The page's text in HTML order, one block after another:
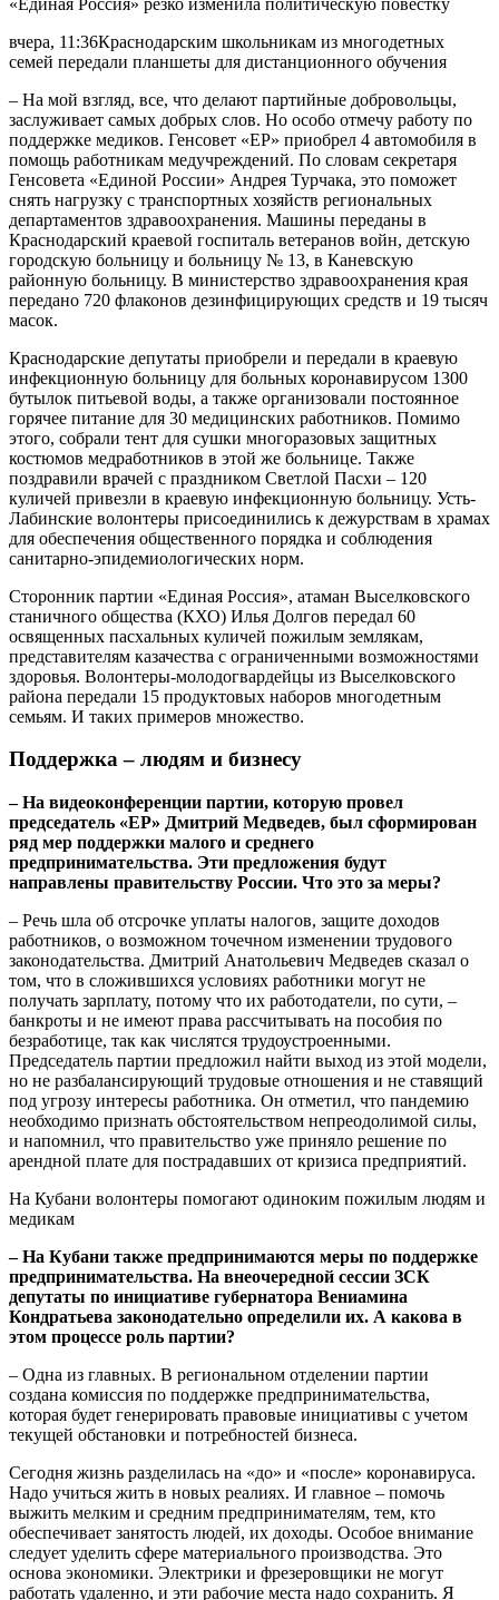
вчера, 11:36Краснодарским школьникам из многодетных
семей передали планшеты для дистанционного обучения
– На мой взгляд, все, что делают партийные добровольцы,
заслуживает самых добрых слов. Но особо отмечу работу по
поддержке медиков. Генсовет «ЕР» приобрел 4 автомобиля в
помощь работникам медучреждений. По словам секретаря
Генсовета «Единой России» Андрея Турчака, это поможет
снять нагрузку с транспортных хозяйств региональных
департаментов здравоохранения. Машины переданы в
Краснодарский краевой госпиталь ветеранов войн, детскую
городскую больницу и больницу № 13, в Каневскую
районную больницу. В министерство здравоохранения края
передано 720 флаконов дезинфицирующих средств и 19 тысяч
масок.
Краснодарские депутаты приобрели и передали в краевую
инфекционную больницу для больных коронавирусом 1300
бутылок питьевой воды, а также организовали постоянное
горячее питание для 30 медицинских работников. Помимо
этого, собрали тент для сушки многоразовых защитных
костюмов медработников в этой же больнице. Также
поздравили врачей с праздником Светлой Пасхи – 120
куличей привезли в краевую инфекционную больницу. Усть-
Лабинские волонтеры присоединились к дежурствам в храмах
для обеспечения общественного порядка и соблюдения
санитарно-эпидемиологических норм.
Сторонник партии «Единая Россия», атаман Выселковского
станичного общества (КХО) Илья Долгов передал 60
освященных пасхальных куличей пожилым землякам,
представителям казачества с ограниченными возможностями
здоровья. Волонтеры-молодогвардейцы из Выселковского
района передали 15 продуктовых наборов многодетным
семьям. И таких примеров множество.
Поддержка – людям и бизнесу
– На видеоконференции партии, которую провел
председатель «ЕР» Дмитрий Медведев, был сформирован
ряд мер поддержки малого и среднего
предпринимательства. Эти предложения будут
направлены правительству России. Что это за меры?
– Речь шла об отсрочке уплаты налогов, защите доходов
работников, о возможном точечном изменении трудового
законодательства. Дмитрий Анатольевич Медведев сказал о
том, что в сложившихся условиях работники могут не
получать зарплату, потому что их работодатели, по сути, –
банкроты и не имеют права рассчитывать на пособия по
безработице, так как числятся трудоустроенными.
Председатель партии предложил найти выход из этой модели,
но не разбалансирующий трудовые отношения и не ставящий
под угрозу интересы работника. Он отметил, что пандемию
необходимо признать обстоятельством непреодолимой силы,
и напомнил, что правительство уже приняло решение по
арендной плате для пострадавших от кризиса предприятий.
На Кубани волонтеры помогают одиноким пожилым людям и
медикам
– На Кубани также предпринимаются меры по поддержке
предпринимательства. На внеочередной сессии ЗСК
депутаты по инициативе губернатора Вениамина
Кондратьева законодательно определили их. А какова в
этом процессе роль партии?
– Одна из главных. В региональном отделении партии
создана комиссия по поддержке предпринимательства,
которая будет генерировать правовые инициативы с учетом
текущей обстановки и потребностей бизнеса.
Сегодня жизнь разделилась на «до» и «после» коронавируса.
Надо учиться жить в новых реалиях. И главное – помочь
выжить мелким и средним предпринимателям, тем, кто
обеспечивает занятость людей, их доходы. Особое внимание
следует уделить сфере материального производства. Это
основа экономики. Электрики и фрезеровщики не могут
работать удаленно, и эти рабочие места надо сохранить. Я